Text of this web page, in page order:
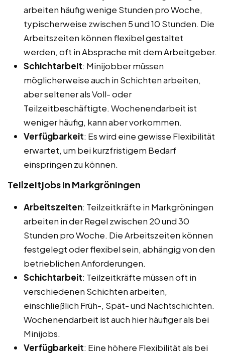
arbeiten häufig wenige Stunden pro Woche,
typischerweise zwischen 5 und 10 Stunden. Die
Arbeitszeiten können flexibel gestaltet
werden, oft in Absprache mit dem Arbeitgeber.
Schichtarbeit: Minijobber müssen
möglicherweise auch in Schichten arbeiten,
aber seltener als Voll- oder
Teilzeitbeschäftigte. Wochenendarbeit ist
weniger häufig, kann aber vorkommen.
Verfügbarkeit: Es wird eine gewisse Flexibilität
erwartet, um bei kurzfristigem Bedarf
einspringen zu können.
Teilzeitjobs in Markgröningen
Arbeitszeiten: Teilzeitkräfte in Markgröningen
arbeiten in der Regel zwischen 20 und 30
Stunden pro Woche. Die Arbeitszeiten können
festgelegt oder flexibel sein, abhängig von den
betrieblichen Anforderungen.
Schichtarbeit: Teilzeitkräfte müssen oft in
verschiedenen Schichten arbeiten,
einschließlich Früh-, Spät- und Nachtschichten.
Wochenendarbeit ist auch hier häufiger als bei
Minijobs.
Verfügbarkeit: Eine höhere Flexibilität als bei